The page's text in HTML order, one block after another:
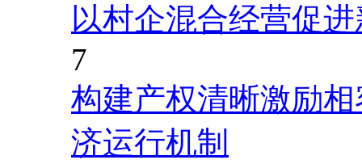
以村企混合经营促
7
构建产权清晰激励
济运行机制